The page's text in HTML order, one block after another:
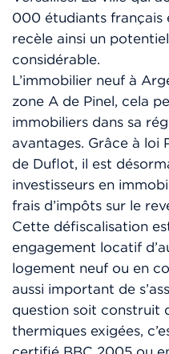
000 étudiants français
recèle ainsi un
considérable.
L’immobilier neuf à
zone A de Pinel, cela
immobiliers dans sa
avantages. Grâce à loi
de Duflot, il est
investisseurs en
frais d’impôts sur le
Cette défiscalisation
engagement locatif
logement neuf ou en
aussi important de
question soit construit
thermiques exigées,